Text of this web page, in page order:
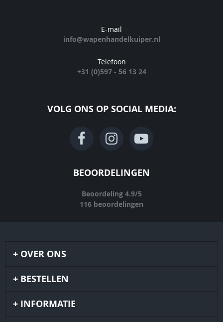
E-mail
info@wapenhandelkuiper.nl
Telefoon
+31 (0)597 - 56 13 24
VOLG ONS OP SOCIAL MEDIA:
BEOORDELINGEN
Beoordeling 4.9/5
116 beoordelingen
OVER ONS
BESTELLEN
INFORMATIE